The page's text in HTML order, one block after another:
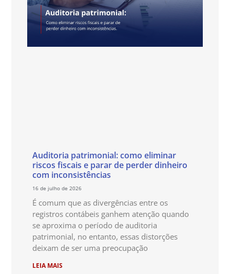
Auditoria patrimonial: como eliminar
riscos fiscais e parar de perder dinheiro
com inconsistências
16 de julho de 2026
É comum que as divergências entre os
registros contábeis ganhem atenção quando
se aproxima o período de auditoria
patrimonial, no entanto, essas distorções
deixam de ser uma preocupação
LEIA MAIS